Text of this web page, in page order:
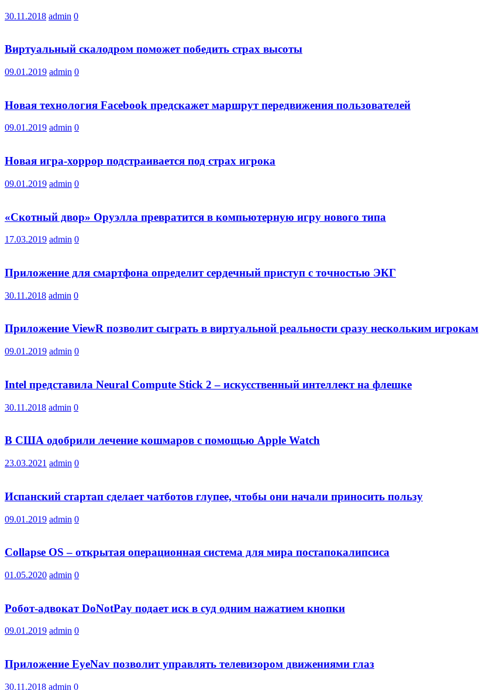
30.11.2018 admin 0
Виртуальный скалодром поможет победить страх высоты
09.01.2019 admin 0
Новая технология Facebook предскажет маршрут передвижения пользователей
09.01.2019 admin 0
Новая игра-хоррор подстраивается под страх игрока
09.01.2019 admin 0
«Скотный двор» Оруэлла превратится в компьютерную игру нового типа
17.03.2019 admin 0
Приложение для смартфона определит сердечный приступ с точностью ЭКГ
30.11.2018 admin 0
Приложение ViewR позволит сыграть в виртуальной реальности сразу нескольким игрокам
09.01.2019 admin 0
Intel представила Neural Compute Stick 2 – искусственный интеллект на флешке
30.11.2018 admin 0
В США одобрили лечение кошмаров с помощью Apple Watch
23.03.2021 admin 0
Испанский стартап сделает чатботов глупее, чтобы они начали приносить пользу
09.01.2019 admin 0
Collapse OS – открытая операционная система для мира постапокалипсиса
01.05.2020 admin 0
Робот-адвокат DoNotPay подает иск в суд одним нажатием кнопки
09.01.2019 admin 0
Приложение EyeNav позволит управлять телевизором движениями глаз
30.11.2018 admin 0